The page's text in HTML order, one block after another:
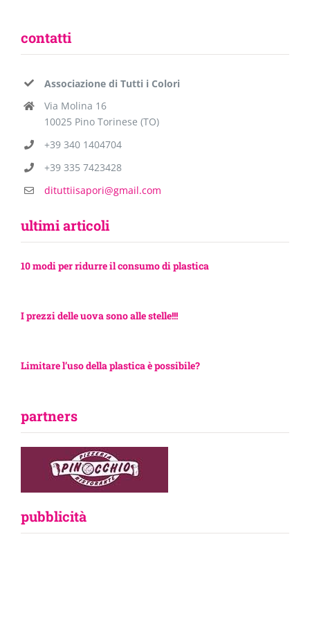
contatti
Associazione di Tutti i Colori
Via Molina 16
10025 Pino Torinese (TO)
+39 340 1404704
+39 335 7423428
dituttiisapori@gmail.com
ultimi articoli
10 modi per ridurre il consumo di plastica
I prezzi delle uova sono alle stelle!!!
Limitare l’uso della plastica è possibile?
partners
pubblicità